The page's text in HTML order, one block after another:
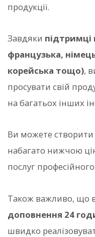
продукції.
Завдяки підтримці
французька,
корейська тощо),
просувати свій
на багатьох інших
Ви можете створити
набагато нижчою
послуг
Також важливо, що
доповнення 24
швидко